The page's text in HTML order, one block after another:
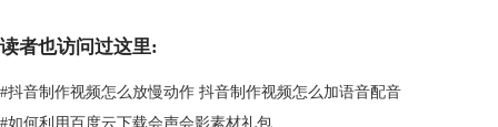
读者也访问过这里:
#抖音制作视频怎么放慢动作 抖音制作视频怎么加语音配音
#如何利用百度云下载会声会影素材礼包